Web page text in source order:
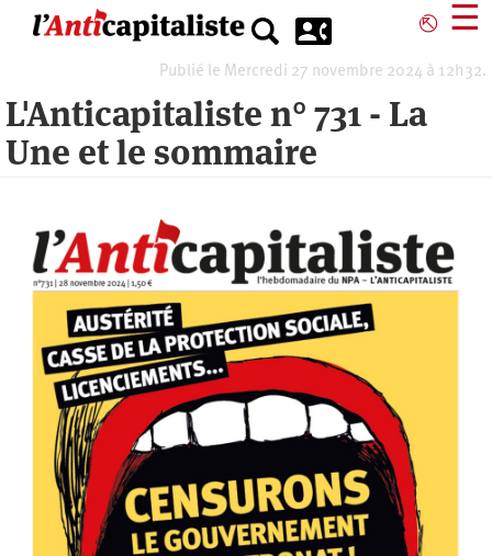
⎋ ☰
Publié le Mercredi 27 novembre 2024 à 12h32.
L'Anticapitaliste n° 731 - La
Une et le sommaire